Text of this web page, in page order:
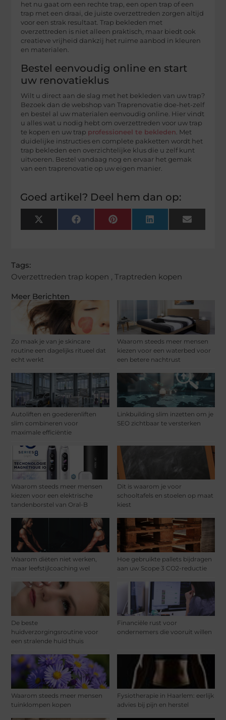
Meer Berichten
Zo maak je van je skincare
routine een dagelijks ritueel dat
echt werkt
Waarom steeds meer mensen
kiezen voor een waterbed voor
een betere nachtrust
Autoliften en goederenliften
slim combineren voor
maximale efficiëntie
Linkbuilding slim inzetten om je
SEO zichtbaar te versterken
Waarom steeds meer mensen
kiezen voor een elektrische
tandenborstel van Oral-B
Dit is waarom je voor
schooltafels en stoelen op maat
kiest
Waarom diëten niet werken,
maar leefstijlcoaching wel
Hoe gebruikte pallets bijdragen
aan uw Scope 3 CO2-reductie
De beste
huidverzorgingsroutine voor
een stralende huid thuis
Financiële rust voor
ondernemers die vooruit willen
Waarom steeds meer mensen
tuinklompen kopen
Fysiotherapie in Haarlem: eerlijk
advies bij pijn en herstel
het nu gaat om een rechte trap, een open trap of een
trap met een draai, de juiste overzettreden zorgen altijd
voor een strak resultaat. Trap bekleden met
overzettreden is niet alleen praktisch, maar biedt ook
creatieve vrijheid dankzij het ruime aanbod in kleuren
en materialen.
Bestel eenvoudig online en start
uw renovatieklus
Wilt u direct aan de slag met het bekleden van uw trap?
Bezoek dan de webshop van Traprenovatie doe-het-zelf
en bestel al uw materialen eenvoudig online. Hier vindt
u alles wat u nodig hebt om overzettreden voor uw trap
te kopen en uw trap professioneel te bekleden. Met
duidelijke instructies en complete pakketten wordt het
trap bekleden een overzichtelijke klus die u zelf kunt
uitvoeren. Bestel vandaag nog en ervaar het gemak
van een traprenovatie op uw eigen manier.
Goed artikel? Deel hem dan op:
X
(Twitter)
FacebookPinterest LinkedIn Email
Tags:
Overzettreden trap kopen ,Traptreden kopen